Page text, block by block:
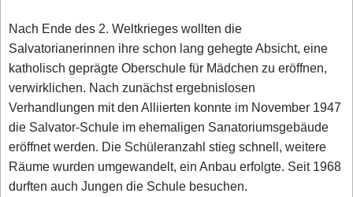
Nach Ende des 2. Weltkrieges wollten die
Salvatorianerinnen ihre schon lang gehegte Absicht, eine
katholisch geprägte Oberschule für Mädchen zu eröffnen,
verwirklichen. Nach zunächst ergebnislosen
Verhandlungen mit den Alliierten konnte im November 1947
die Salvator-Schule im ehemaligen Sanatoriumsgebäude
eröffnet werden. Die Schüleranzahl stieg schnell, weitere
Räume wurden umgewandelt, ein Anbau erfolgte. Seit 1968
durften auch Jungen die Schule besuchen.